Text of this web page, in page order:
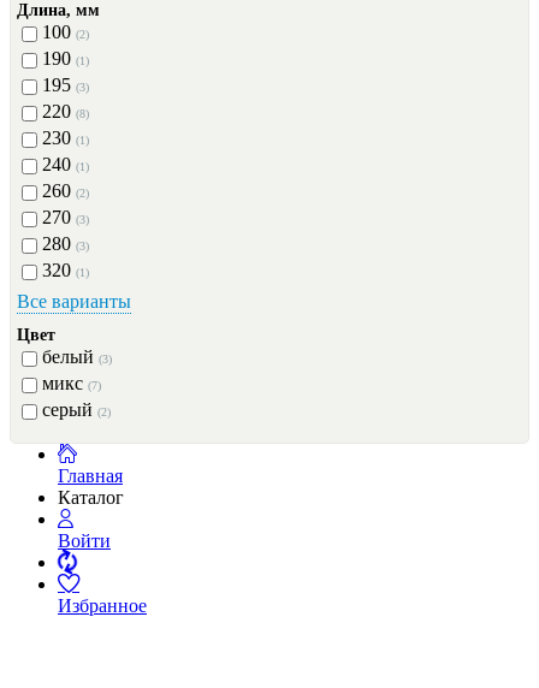
Длина, мм
100 (2)
190 (1)
195 (3)
220 (8)
230 (1)
240 (1)
260 (2)
270 (3)
280 (3)
320 (1)
Все варианты
Цвет
белый (3)
микс (7)
серый (2)
Главная
Каталог
Войти
Избранное